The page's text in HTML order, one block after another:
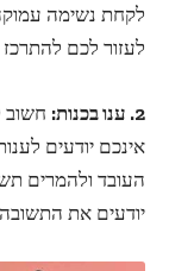
לקחת נשימה
לעזור לכם
2. ענו בכנות:
חשוב
אינכם יודעים
העובד ולהמרים
יודעים את